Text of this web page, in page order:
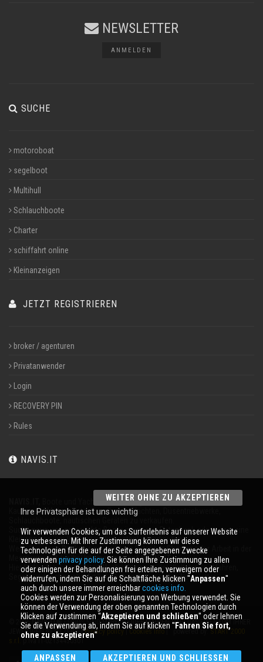
NEWSLETTER
ANMELDEN
SUCHE
motoroboat
segelboot
Multihull
Schlauchboote
Charter
schiffahrt online
Kleinanzeigen
JETZT REGISTRIEREN
broker / agenturen
Privatanwender
Login
RECOVERY PIN
Rules
NAVIS.IT
Boote und Yachten an 365 Tagen im Jahr
Kaufen auf Motorboote, Segelboote, Yachten, Düsentriebwerke,
Suche neue und gebrauchte Boote in unserer Datenbank oder sogar eine
Kleinanzeige, um Ihr Boot völlig kostenlos verkaufen.
Wenn Sie einenBrokersind, wirbt ein BetreiberCharteroder Arbeit in der
Meeresumwelt für Ihr Unternehmen aufNAVIS.IT.
Hier finden Sie die neuesten Nachrichten aus der Welt der Bootfahren,
Segeln und technische Artikel; bleiben mit unserem Newsletter.
© 2026 NAVIS.IT® LOGOS SIND MARKEN ODER MARKEN SIND DAS EIGENTUM IHRER
JEWEILIGEN BESITZER. |Privacy policy|Cookies info| powered by: START 2000
p.iva IT-02134430301
WEITER OHNE ZU AKZEPTIEREN
Ihre Privatsphäre ist uns wichtig
Wir verwenden Cookies, um das Surferlebnis auf unserer Website
zu verbessern. Mit Ihrer Zustimmung können wir diese
Technologien für die auf der Seite angegebenen Zwecke
verwenden privacy policy. Sie können Ihre Zustimmung zu allen
oder einigen der Behandlungen frei erteilen, verweigern oder
widerrufen, indem Sie auf die Schaltfläche klicken ''Anpassen''
auch durch unsere immer erreichbarcookies info.
Cookies werden zur Personalisierung von Werbung verwendet. Sie
können der Verwendung der oben genannten Technologien durch
Klicken auf zustimmen ''Akzeptieren und schließen'' oder lehnen
Sie die Verwendung ab, indem Sie auf klicken '' Fahren Sie fort,
ohne zu akzeptieren''
ANPASSEN AKZEPTIEREN UND SCHLIESSEN